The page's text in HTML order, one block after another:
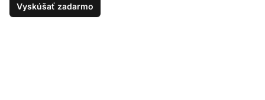
Vyskúšať zadarmo